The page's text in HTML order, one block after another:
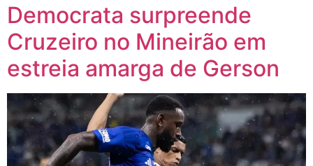
Democrata surpreende
Cruzeiro no Mineirão em
estreia amarga de Gerson